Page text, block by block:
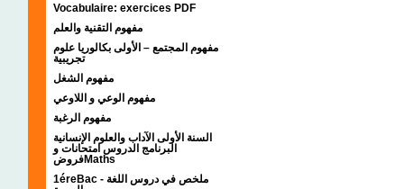
Vocabulaire: exercices PDF
مفهوم التقنية والعلم
مفهوم المجتمع – الأولى بكالوريا علوم
تجريبية
مفهوم الشغل
مفهوم الوعي و اللاوعي
مفهوم الرغبة
السنة الأولى الآداب والعلوم الإنسانية
البرنامج الدروس امتحانات و
فروضMaths
1éreBac - ملخص في دروس اللغة